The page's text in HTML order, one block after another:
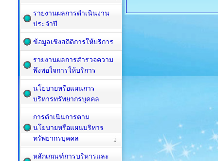
รายงานผลการดำเนินงาน
ประจำปี
ข้อมูลเชิงสถิติการให้บริการ
รายงานผลการสำรวจความ
พึงพอใจการให้บริการ
นโยบายหรือแผนการ
บริหารทรัพยากรบุคคล
การดำเนินการตาม
นโยบายหรือแผนบริหาร
ทรัพยากรบุคคล
หลักเกณฑ์การบริหารและ